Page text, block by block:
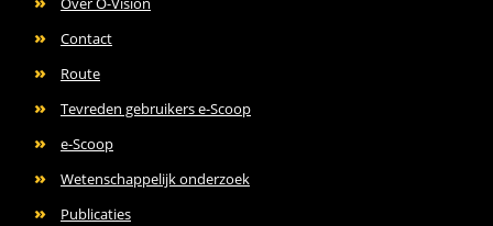
Contact
Route
Tevreden gebruikers e-Scoop
e-Scoop
Wetenschappelijk onderzoek
Publicaties